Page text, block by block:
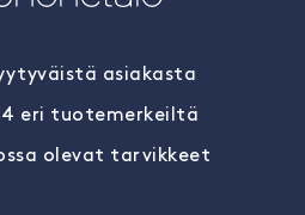
asiakasta
eri tuotemerkeiltä
olevat tarvikkeet